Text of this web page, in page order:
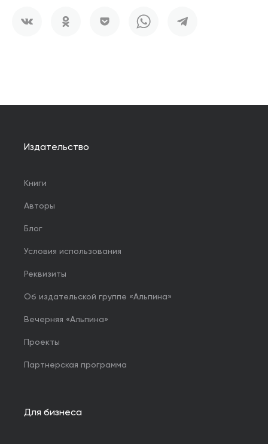
Издательство
Книги
Авторы
Блог
Условия использования
Реквизиты
Об издательской группе «Альпина»
Вечерняя «Альпина»
Проекты
Партнерская программа
Для бизнеса